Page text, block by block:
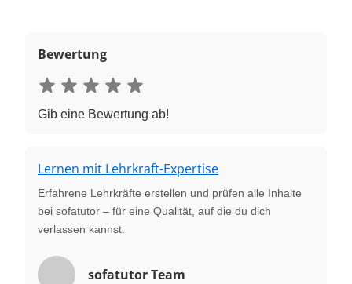
Bewertung
Gib eine Bewertung ab!
Lernen mit Lehrkraft-Expertise
Erfahrene Lehrkräfte erstellen und prüfen alle Inhalte
bei sofatutor – für eine Qualität, auf die du dich
verlassen kannst.
sofatutor Team